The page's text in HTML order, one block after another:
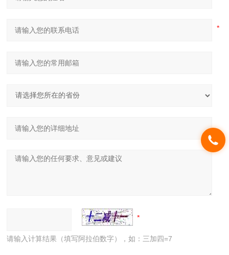
请输入计算结果（填写阿拉伯数字），如：三加四=7